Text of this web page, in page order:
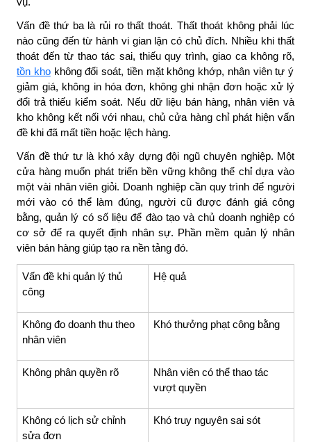
Vấn đề thứ ba là rủi ro thất thoát. Thất thoát không phải lúc
nào cũng đến từ hành vi gian lận có chủ đích. Nhiều khi thất
thoát đến từ thao tác sai, thiếu quy trình, giao ca không rõ,
tồn khokhông đối soát, tiền mặt không khớp, nhân viên tự ý
giảm giá, không in hóa đơn, không ghi nhận đơn hoặc xử lý
đổi trả thiếu kiểm soát. Nếu dữ liệu bán hàng, nhân viên và
kho không kết nối với nhau, chủ cửa hàng chỉ phát hiện vấn
đề khi đã mất tiền hoặc lệch hàng.
Vấn đề thứ tư là khó xây dựng đội ngũ chuyên nghiệp. Một
cửa hàng muốn phát triển bền vững không thể chỉ dựa vào
một vài nhân viên giỏi. Doanh nghiệp cần quy trình để người
mới vào có thể làm đúng, người cũ được đánh giá công
bằng, quản lý có số liệu để đào tạo và chủ doanh nghiệp có
cơ sở để ra quyết định nhân sự. Phần mềm quản lý nhân
viên bán hàng giúp tạo ra nền tảng đó.
Vấn đề khi quản lý thủ
công
Hệ quả
Không đo doanh thu theo
nhân viên
Khó thưởng phạt công bằng
Không phân quyền rõ
Nhân viên có thể thao tác
vượt quyền
Không có lịch sử chỉnh
sửa đơn
Khó truy nguyên sai sót